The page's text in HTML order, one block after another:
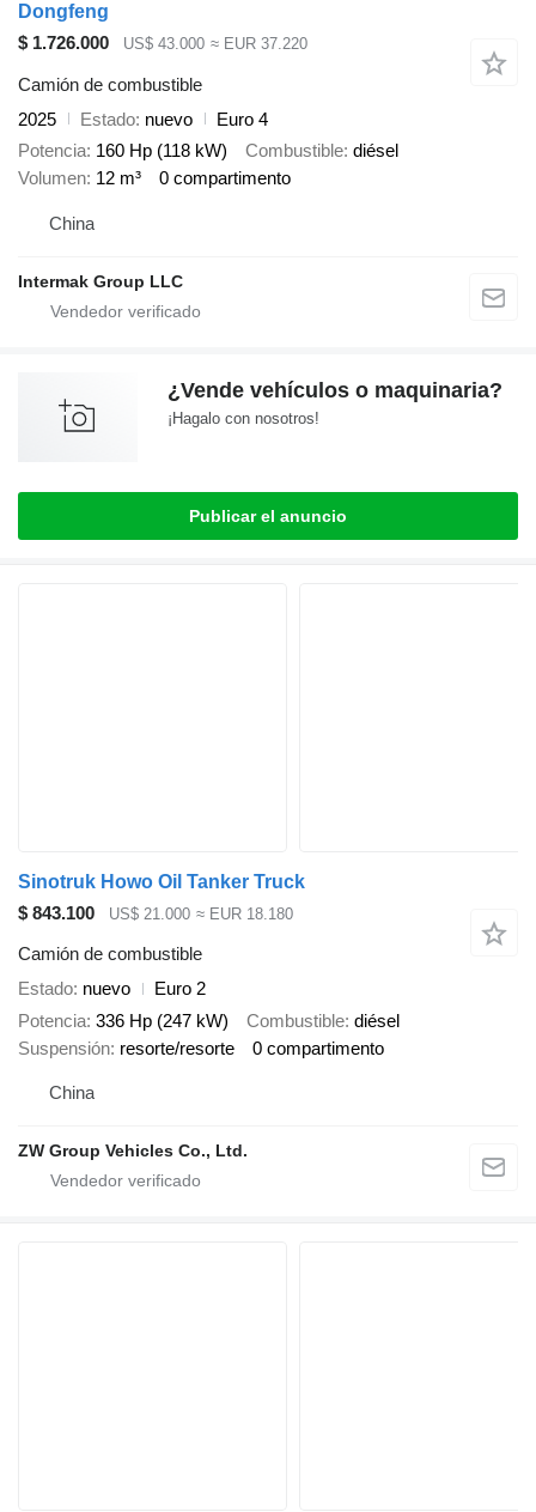
Dongfeng
$ 1.726.000
US$ 43.000 ≈ EUR 37.220
Camión de combustible
2025
Estado nuevo
Euro 4
Potencia 160 Hp (118 kW) Combustible diésel
Volumen 12 m³ 0 compartimento
China
Intermak Group LLC
¿Vende vehículos o maquinaria?
¡Hagalo con nosotros!
Publicar el anuncio
Sinotruk Howo Oil Tanker Truck
$ 843.100
US$ 21.000 ≈ EUR 18.180
Camión de combustible
Estado nuevo
Euro 2
Potencia 336 Hp (247 kW) Combustible diésel
Suspensión resorte/resorte 0 compartimento
China
ZW Group Vehicles Co., Ltd.